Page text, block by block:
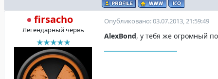
firsacho
Легендарный червь
Опубликовано: 03.07.2013, 21:59:49
AlexBond, у тебя же огромный